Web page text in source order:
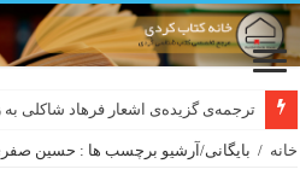
ترجمه‌ی گزیده‌‌ی اشعار فرهاد شاکلی
خانه / بایگانی/آرشیو برچسب ها : حسین